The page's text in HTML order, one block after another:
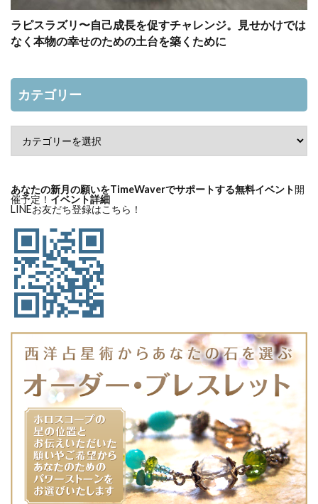
ラピスラズリ〜自己成長を促すチャレンジ。見せかけでは
なく本物の幸せのための土台を築くために
カテゴリー
あなたの新月の願いをTimeWaverでサポートする無料イベント開
催予定！ イベント詳細
LINEお友だち登録はこちら！